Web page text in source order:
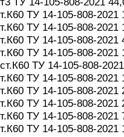
ТУ 14-105-808-2021
ТУ 14-105-808-2021
ТУ 14-105-808-2021
ТУ 14-105-808-2021
ТУ 14-105-808-
ТУ 14-105-808-2021
ТУ 14-105-808-2021
ТУ 14-105-808-2021
ТУ 14-105-808-2021
ТУ 14-105-808-2021